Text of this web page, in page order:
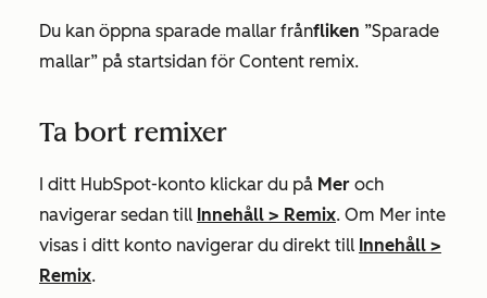
Du kan öppna sparade mallar frånfliken ”Sparade
mallar” på startsidan för Content remix.
Ta bort remixer
I ditt HubSpot-konto klickar du på Mer och
navigerar sedan till Innehåll > Remix. Om Mer inte
visas i ditt konto navigerar du direkt till Innehåll >
Remix.